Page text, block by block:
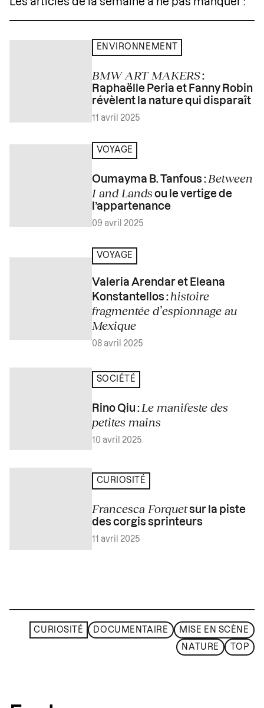
ENVIRONNEMENT
BMW ART MAKERS:
Raphaëlle Peria et Fanny Robin
révèlent la nature qui disparaît
11 avril 2025
VOYAGE
Oumayma B. Tanfous : Between
I and Landsou le vertige de
l’appartenance
09 avril 2025
VOYAGE
Valeria Arendar et Eleana
Konstantellos : histoire
fragmentée d’espionnage au
Mexique
08 avril 2025
SOCIÉTÉ
Rino Qiu : Le manifeste des
petites mains
10 avril 2025
CURIOSITÉ
Francesca Forquetsur la piste
des corgis sprinteurs
11 avril 2025
CURIOSITÉ DOCUMENTAIRE MISE EN SCÈNE
NATURE TOP